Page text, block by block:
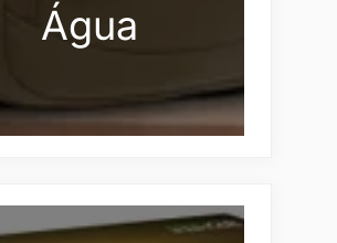
Água